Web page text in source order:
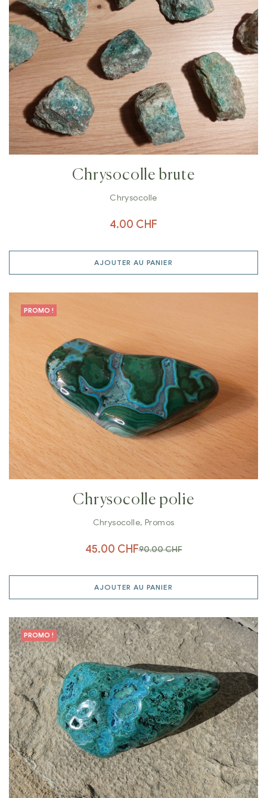
Chrysocolle brute
Chrysocolle
4.00 CHF
AJOUTER AU PANIER
PROMO !
Chrysocolle polie
Chrysocolle, Promos
90.00CHF
45.00 CHF
AJOUTER AU PANIER
PROMO !